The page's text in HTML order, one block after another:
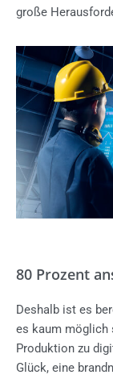
große
80 Prozent
Deshalb ist es
es kaum möglich
Produktion zu
Glück, eine